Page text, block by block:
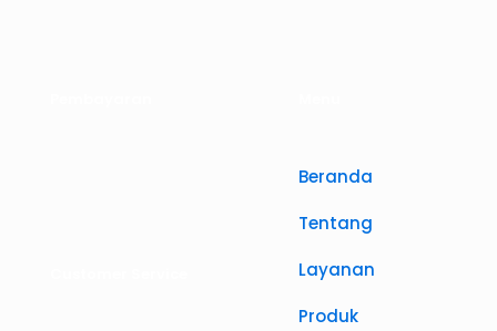
Beranda
Tentang
Layanan
Produk